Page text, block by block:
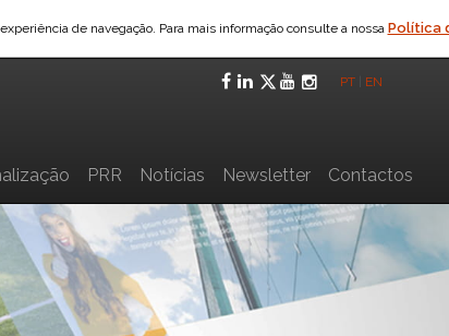
de navegação. Para mais informação consulte a nossa Política
Facebook
LinkedIn
Twitter
YouTube
PT EN
PRR Notícias Newsletter Contactos